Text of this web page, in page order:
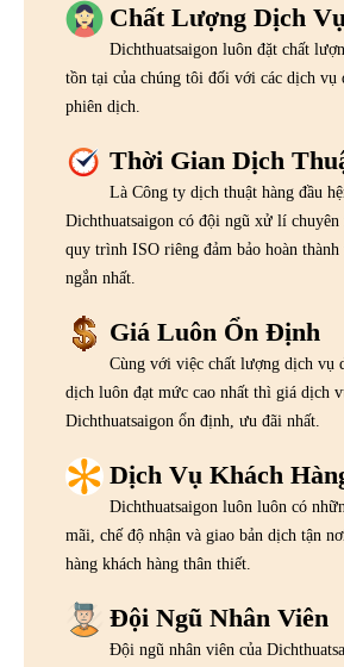
Chất Lượng Dịch Vụ
Dichthuatsaigon luôn đặt chất
tồn tại của chúng tôi đối với các dịch vụ
phiên dịch.
Thời Gian Dịch
Là Công ty dịch thuật hàng đầu
Dichthuatsaigon có đội ngũ xử lí chuyên
quy trình ISO riêng đảm bảo hoàn
ngắn nhất.
Giá Luôn Ổn Định
Cùng với việc chất lượng dịch vụ
dịch luôn đạt mức cao nhất thì giá dịch
Dichthuatsaigon ổn định, ưu đãi nhất.
Dịch Vụ Khách
Dichthuatsaigon luôn luôn có
mãi, chế độ nhận và giao bản dịch tận
hàng khách hàng thân thiết.
Đội Ngũ Nhân Viên
Đội ngũ nhân viên của